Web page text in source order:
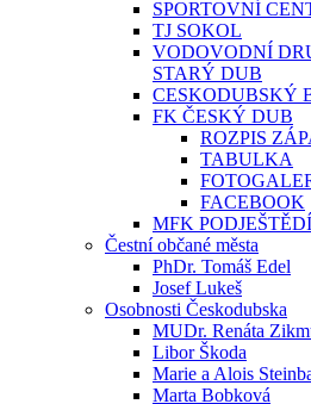
SPORTOVNÍ
TJ SOKOL
VODOVODNÍ
STARÝ DUB
CESKODUBSKÝ
FK ČESKÝ DUB
ROZPIS
TABULKA
FACEBOOK
MFK PODJEŠTĚDÍ
Čestní občané města
PhDr. Tomáš Edel
Josef Lukeš
Osobnosti Českodubska
MUDr. Renáta
Libor Škoda
Marie a Alois
Marta Bobková